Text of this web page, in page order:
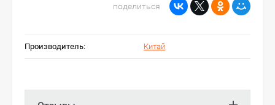
поделиться
Производитель: Китай